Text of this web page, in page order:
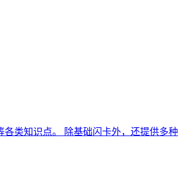
类知识点。 除基础闪卡外，还提供多种